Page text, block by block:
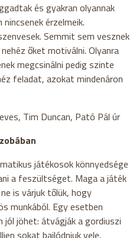
és gyakran olyannak
érzelmeik.
Semmit sem vesznek
őket motiválni. Olyanra
megcsinálni pedig szinte
feladat, azokat mindenáron
Tim Duncan, Pató Pál úr
játékosok könnyedsége
a feszültséget. Maga a játék
is várjuk tőlük, hogy
munkából. Egy esetben
jöhet: átvágják a gordiuszi
sokat bajlódniuk vele.